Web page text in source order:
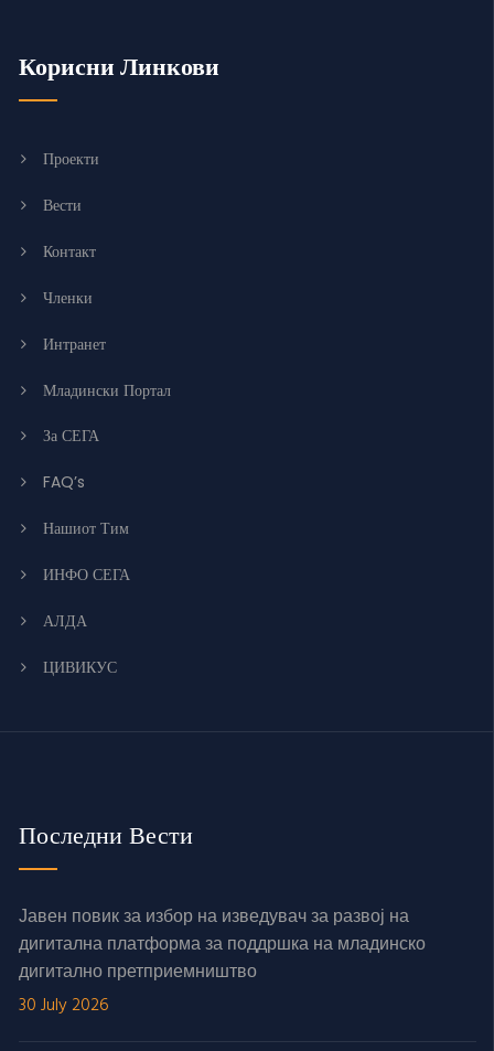
Корисни Линкови
Проекти
Вести
Контакт
Членки
Интранет
Младински Портал
За СЕГА
FAQ’s
Нашиот Тим
ИНФО СЕГА
АЛДА
ЦИВИКУС
Последни Вести
Јавен повик за избор на изведувач за развој на
дигитална платформа за поддршка на младинско
дигитално претприемништво
30 July 2026